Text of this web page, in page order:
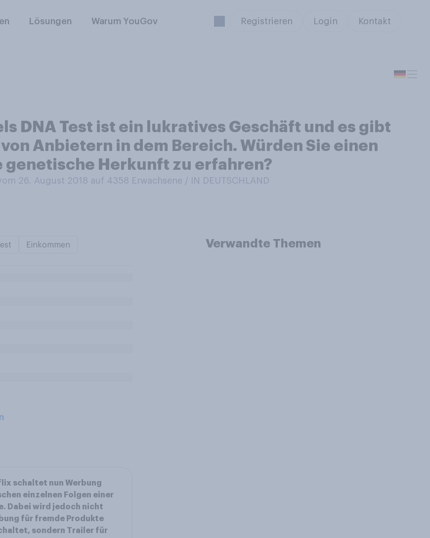
Lösungen Warum YouGov Registrieren Login Kontakt
DNA Test ist ein lukratives Geschäft und es gibt
Anbietern in dem Bereich. Würden Sie einen
genetische Herkunft zu erfahren?
26. August 2018 auf 4358 Erwachsene / IN DEUTSCHLAND
Einkommen Verwandte Themen
schaltet nun Werbung
einzelnen Folgen einer
Dabei wird jedoch nicht
für fremde Produkte
sondern Trailer für